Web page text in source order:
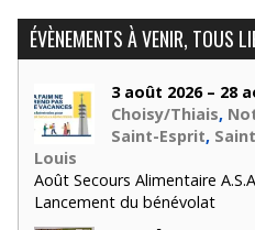
ÉVÈNEMENTS À VENIR, TOUS
3 août 2026 – 28
Choisy/Thiais,
Saint-Esprit,
Louis
Août Secours Alimentaire
Lancement du bénévolat